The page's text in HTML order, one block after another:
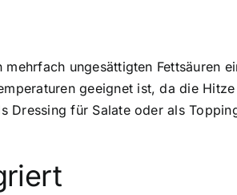
ungesättigten Fettsäuren
geeignet ist, da die
für Salate oder als